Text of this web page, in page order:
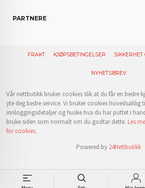
PARTNERE
FRAKT KJØPSBETINGELSER SIKKERHET
NYHETSBREV
Vår nettbutikk bruker cookies slik at du får en bedre
yte deg bedre service. Vi bruker cookies hovedsaklig
innloggingsdetaljer og huske hva du har puttet i
bruke siden som normalt om du godtar dette. Les
for cookies.
Powered by 24Nettbutikk